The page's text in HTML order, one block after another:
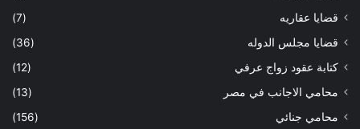
قضايا عقاريه
(7)
قضايا مجلس الدوله
(36)
كتابة عقود زواج عرفي
(12)
محامي الاجانب في مصر
(13)
محامي جنائي
(156)